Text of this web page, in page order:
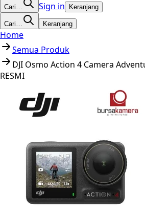
Cari… Sign in Keranjang
Cari… Keranjang
Home
Semua Produk
DJI Osmo Action 4 Camera
RESMI